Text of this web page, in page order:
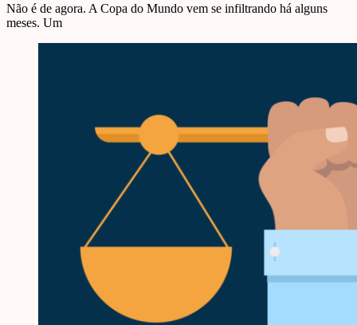
Não é de agora. A Copa do Mundo vem se infiltrando há alguns
meses. Um